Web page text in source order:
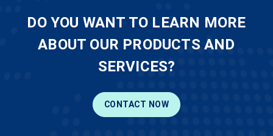
DO YOU WANT TO LEARN MORE
ABOUT OUR PRODUCTS AND
SERVICES?
CONTACT NOW